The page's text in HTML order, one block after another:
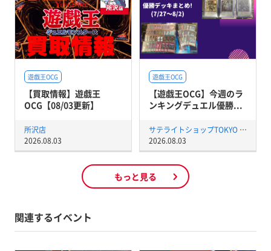
遊戯王OCG
【遊戯王OCG】今週のラ
ンキングデュエル優勝...
サテライトショップTOKYO 秋葉原店
2026.08.03
遊戯王OCG
【買取情報】遊戯王
OCG【08/03更新】
所沢店
2026.08.03
もっと見る
関連するイベント